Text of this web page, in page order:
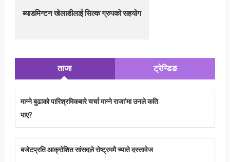
ब्याडमिन्टन खेलाडीलाई सिल्क ग्रुपको सहयोग
ताजा ट्रेन्डिङ
माग्ने बुढाको पारिश्रमिकबारे चर्चा माग्ने राजा’मा उनले कति
पाए?
बजेटप्रति आक्रोशित सांसदले रोष्ट्रममै च्याते दस्तावेज